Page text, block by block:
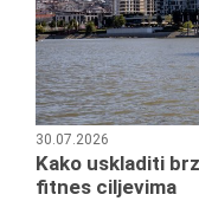
30.07.2026
Kako uskladiti
fitnes ciljevima